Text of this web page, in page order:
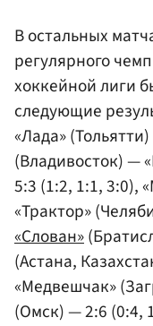
В остальных
регулярного
хоккейной лиги
следующие
«Лада»
(Владивосток) —
5:3 (1:2, 1:1, 3:0),
«Трактор»
«Слован»
(Астана,
«Медвешчак»
(Омск) — 2:6 (0:4,